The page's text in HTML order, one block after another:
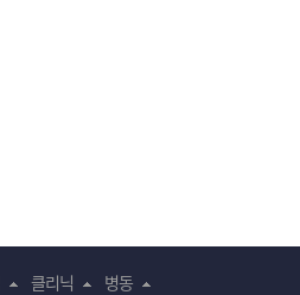
클리닉 병동